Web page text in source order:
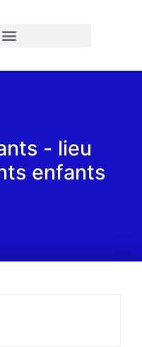
- lieu
enfants